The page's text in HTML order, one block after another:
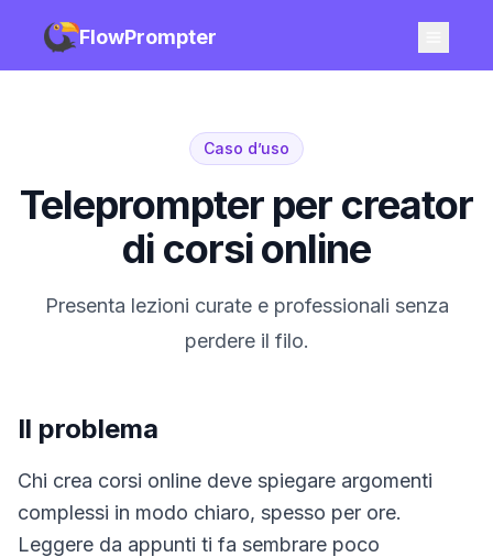
FlowPrompter
Caso d’uso
Teleprompter per creator
di corsi online
Presenta lezioni curate e professionali senza
perdere il filo.
Il problema
Chi crea corsi online deve spiegare argomenti
complessi in modo chiaro, spesso per ore.
Leggere da appunti ti fa sembrare poco